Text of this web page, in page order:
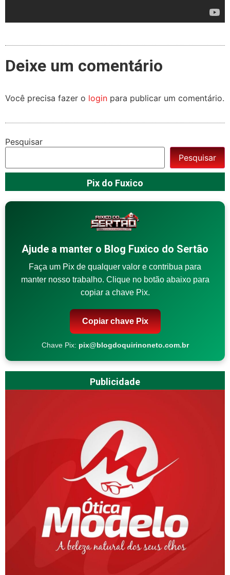
Deixe um comentário
Você precisa fazer o login para publicar um comentário.
Pesquisar
Pesquisar
Pix do Fuxico
Ajude a manter o Blog Fuxico do Sertão
Faça um Pix de qualquer valor e contribua para
manter nosso trabalho. Clique no botão abaixo para
copiar a chave Pix.
Copiar chave Pix
Chave Pix: pix@blogdoquirinoneto.com.br
Publicidade